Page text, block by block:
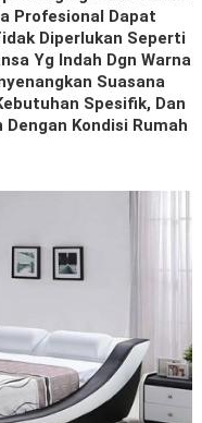
Profesional Dapat
Diperlukan Seperti
Yg Indah Dgn Warna
Suasana
Spesifik, Dan
Kondisi Rumah